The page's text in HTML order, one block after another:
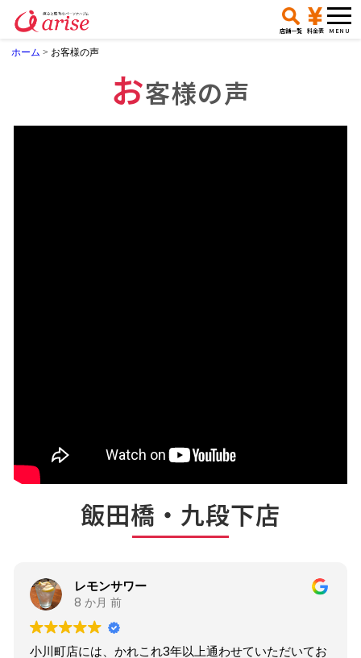
店舗一覧 料金表
ホーム > お客様の声
お客様の声
飯田橋・九段下店
レモンサワー
8 か月 前
小川町店には、かれこれ3年以上通わせていただいてお